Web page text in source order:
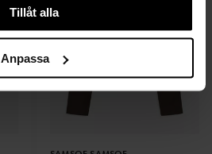
Tillåt alla
Anpassa